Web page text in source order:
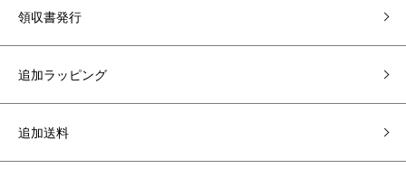
領収書発行
追加ラッピング
追加送料